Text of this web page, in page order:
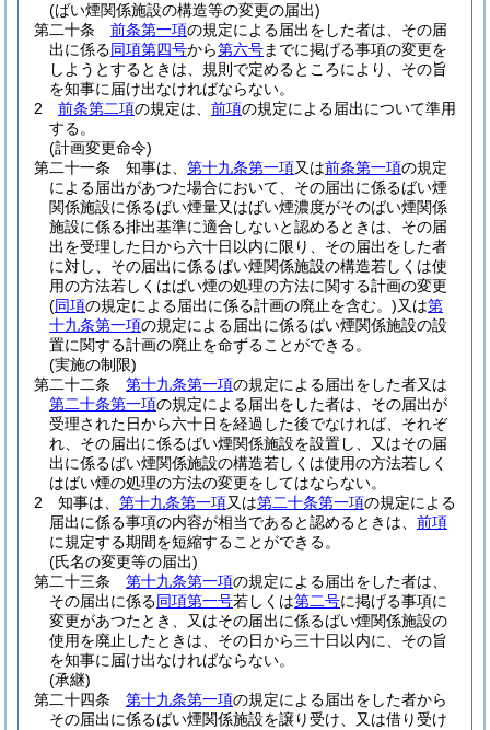
(ばい煙関係施設の構造等の変更の届出)
第二十条
前条第一項の規定による届出をした者は、その届
出に係る同項第四号から第六号までに掲げる事項の変更を
しようとするときは、規則で定めるところにより、その旨
を知事に届け出なければならない。
2
前条第二項の規定は、 前項の規定による届出について準用
する。
(計画変更命令)
第二十一条
知事は、 第十九条第一項又は前条第一項の規定
による届出があつた場合において、その届出に係るばい煙
関係施設に係るばい煙量又はばい煙濃度がそのばい煙関係
施設に係る排出基準に適合しないと認めるときは、その届
出を受理した日から六十日以内に限り、その届出をした者
に対し、その届出に係るばい煙関係施設の構造若しくは使
用の方法若しくはばい煙の処理の方法に関する計画の変更
(同項の規定による届出に係る計画の廃止を含む。)又は第
十九条第一項の規定による届出に係るばい煙関係施設の設
置に関する計画の廃止を命ずることができる。
(実施の制限)
第二十二条
第十九条第一項の規定による届出をした者又は
第二十条第一項の規定による届出をした者は、その届出が
受理された日から六十日を経過した後でなければ、それぞ
れ、その届出に係るばい煙関係施設を設置し、又はその届
出に係るばい煙関係施設の構造若しくは使用の方法若しく
はばい煙の処理の方法の変更をしてはならない。
2
知事は、 第十九条第一項又は第二十条第一項の規定による
届出に係る事項の内容が相当であると認めるときは、 前項
に規定する期間を短縮することができる。
(氏名の変更等の届出)
第二十三条
第十九条第一項の規定による届出をした者は、
その届出に係る同項第一号若しくは第二号に掲げる事項に
変更があつたとき、又はその届出に係るばい煙関係施設の
使用を廃止したときは、その日から三十日以内に、その旨
を知事に届け出なければならない。
(承継)
第二十四条
第十九条第一項の規定による届出をした者から
その届出に係るばい煙関係施設を譲り受け、又は借り受け